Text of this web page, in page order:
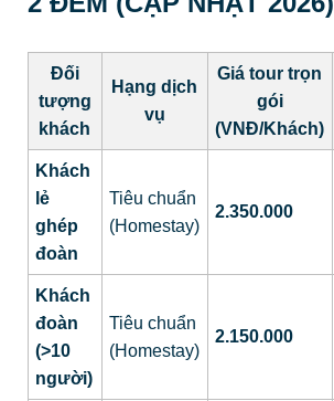
Đối
tượng
khách
Hạng dịch
vụ
Giá tour trọn
gói
(VNĐ/Khách)
Khách
lẻ
ghép
đoàn
Tiêu chuẩn
(Homestay)
2.350.000
Khách
đoàn
(>10
người)
Tiêu chuẩn
(Homestay)
2.150.000